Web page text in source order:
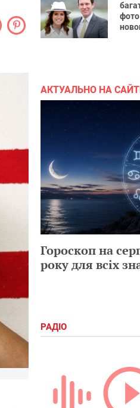
фото
АКТУАЛЬНО НА
Гороскоп на
року для всіх
РАДІО